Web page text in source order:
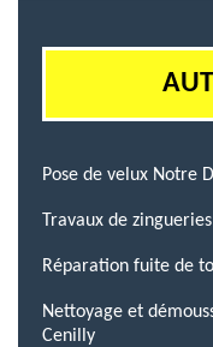
Pose de velux Notre
Travaux de
Réparation fuite de
Nettoyage et
Cenilly